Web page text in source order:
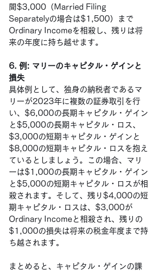
間$3,000（Married Filing
Separatelyの場合は$1,500）まで
Ordinary Incomeを相殺し、残りは将
来の年度に持ち越せます。
6. 例: マリーのキャピタル・ゲインと
損失
具体例として、独身の納税者であるマ
リーが2023年に複数の証券取引を行
い、$6,000の長期キャピタル・ゲイン
と$5,000の長期キャピタル・ロス、
$3,000の短期キャピタル・ゲインと
$8,000の短期キャピタル・ロスを抱え
ているとしましょう。この場合、マリ
ーは$1,000の長期キャピタル・ゲイン
と$5,000の短期キャピタル・ロスが相
殺されます。そして、残り$4,000の短
期キャピタル・ロスは、$3,000が
Ordinary Incomeと相殺され、残りの
$1,000の損失は将来の税金年度まで持
ち越されます。
まとめると、キャピタル・ゲインの課